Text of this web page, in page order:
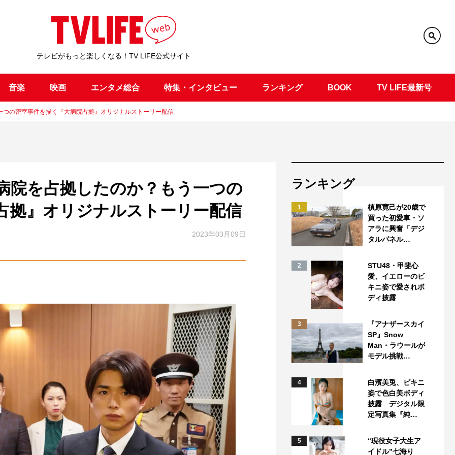
テレビがもっと楽しくなる！TV LIFE公式サイト
音楽 映画 エンタメ総合 特集・インタビュー ランキング BOOK TV LIFE最新号
の密室事件を描く『大病院占拠』オリジナルストーリー配信
院を占拠したのか？もう一つの
拠』オリジナルストーリー配信
2023年03月09日
ランキング
1
槙原寛己が20歳で
買った初愛車・ソ
アラに興奮「デジ
タルパネル…
2
STU48・甲斐心
愛、イエローのビ
キニ姿で愛されボ
ディ披露
3
『アナザースカイ
SP』Snow
Man・ラウールが
モデル挑戦…
4
白濱美兎、ビキニ
姿で色白美ボディ
披露 デジタル限
定写真集『純…
5
“現役女子大生ア
イドル”七海り